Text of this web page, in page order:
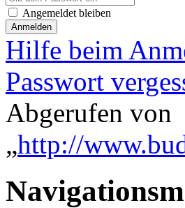
Angemeldet bleiben
Anmelden
Hilfe beim
Passwort
Abgerufen von
„http://